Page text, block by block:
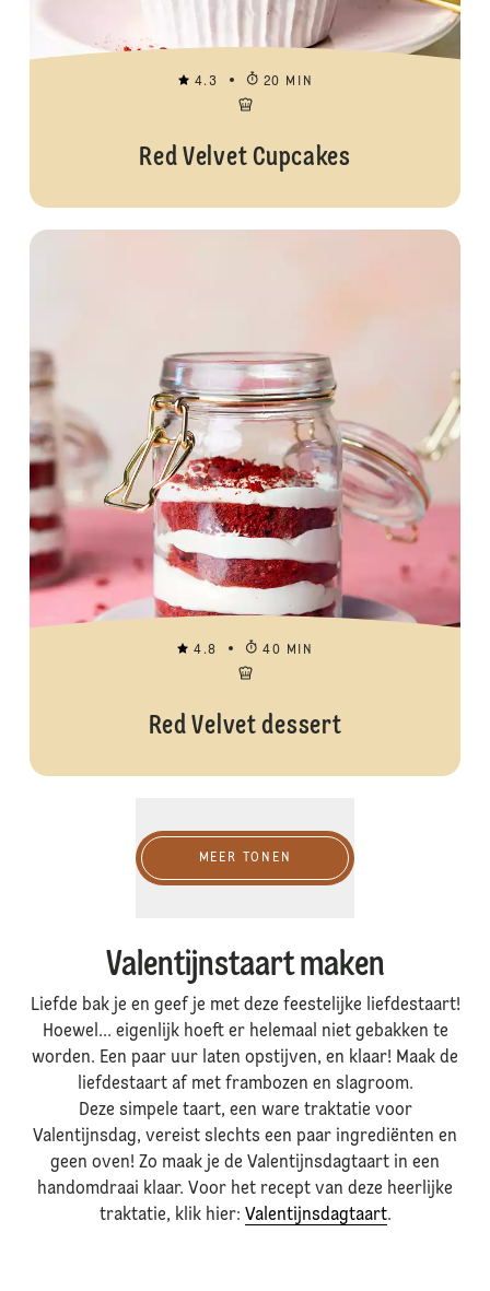
4.3 20 MIN
Red Velvet Cupcakes
4.8 40 MIN
Red Velvet dessert
MEER TONEN
Valentijnstaart maken
Liefde bak je en geef je met deze feestelijke liefdestaart!
Hoewel... eigenlijk hoeft er helemaal niet gebakken te
worden. Een paar uur laten opstijven, en klaar! Maak de
liefdestaart af met frambozen en slagroom.
Deze simpele taart, een ware traktatie voor
Valentijnsdag, vereist slechts een paar ingrediënten en
geen oven! Zo maak je de Valentijnsdagtaart in een
handomdraai klaar. Voor het recept van deze heerlijke
traktatie, klik hier: Valentijnsdagtaart.